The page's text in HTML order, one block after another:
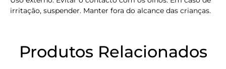
irritação, suspender. Manter fora do alcance das crianças.
Produtos Relacionados